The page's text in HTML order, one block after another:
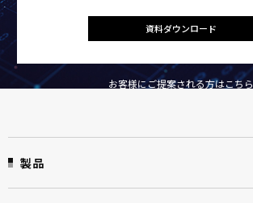
資料ダウンロード
お客様にご提案される方はこちら
製品